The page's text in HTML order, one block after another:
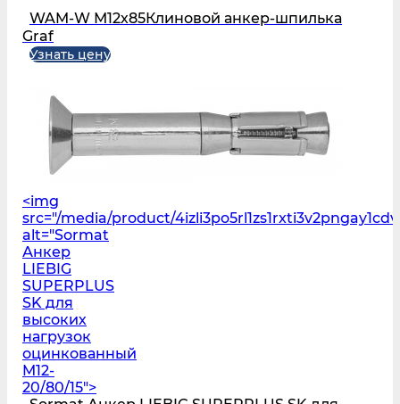
WAM-W М12х85Клиновой анкер-шпилька
Graf
Узнать цену
<img
src="/media/product/
alt="Sormat
Анкер
LIEBIG
SUPERPLUS
SK для
высоких
нагрузок
оцинкованный
M12-
20/80/15">